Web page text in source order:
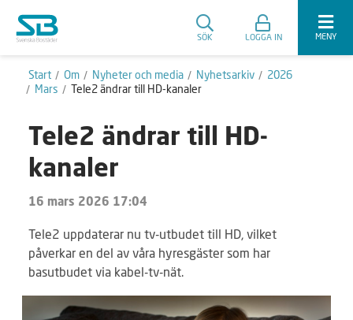
SÖK LOGGA IN MENY
Start Om Nyheter och media Nyhetsarkiv
2026
Mars
Tele2 ändrar till HD-kanaler
Tele2 ändrar till HD-
kanaler
16 mars 2026 17:04
Tele2 uppdaterar nu tv-utbudet till HD, vilket
påverkar en del av våra hyresgäster som har
basutbudet via kabel-tv-nät.